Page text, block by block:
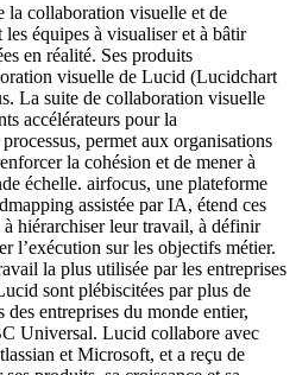
la collaboration visuelle et de
équipes à visualiser et à bâtir
en réalité. Ses produits
visuelle de Lucid (Lucidchart
La suite de collaboration visuelle
accélérateurs pour la
permet aux organisations
la cohésion et de mener à
échelle. airfocus, une plateforme
assistée par IA, étend ces
à hiérarchiser leur travail, à définir
l’exécution sur les objectifs métier.
la plus utilisée par les entreprises
sont plébiscitées par plus de
entreprises du monde entier,
Universal. Lucid collabore avec
et Microsoft, et a reçu de